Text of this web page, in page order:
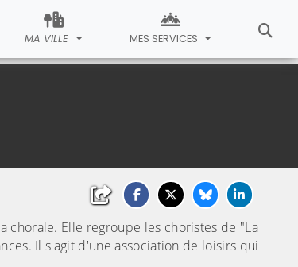
MA VILLE MES SERVICES
chorale. Elle regroupe les choristes de "La
Il s'agit d'une association de loisirs qui